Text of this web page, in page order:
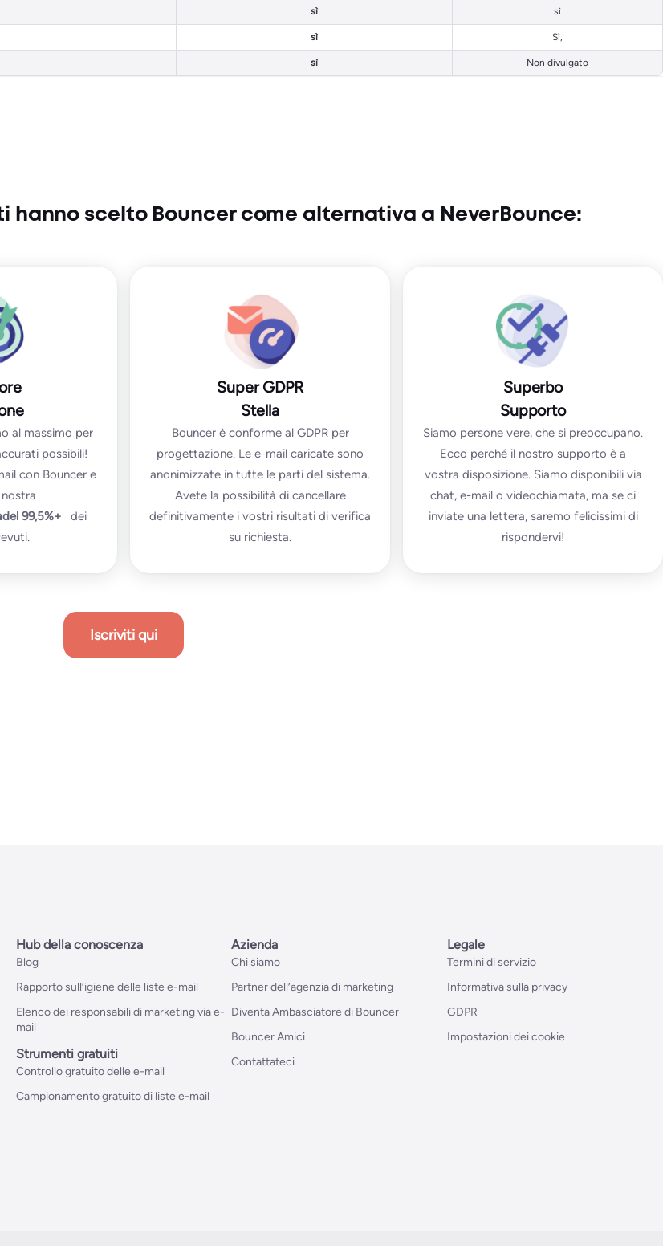
sì sì
sì Sì,
sì Non divulgato
hanno scelto Bouncer come alternativa a NeverBounce:
al massimo per
possibili!
con Bouncer e
del 99,5%+ dei
Super GDPR
Stella
Bouncer è conforme al GDPR per
progettazione. Le e-mail caricate sono
anonimizzate in tutte le parti del sistema.
Avete la possibilità di cancellare
definitivamente i vostri risultati di verifica
su richiesta.
Superbo
Supporto
Siamo persone vere, che si preoccupano.
Ecco perché il nostro supporto è a
vostra disposizione. Siamo disponibili via
chat, e-mail o videochiamata, ma se ci
inviate una lettera, saremo felicissimi di
rispondervi!
Iscriviti qui
Hub della conoscenza
Blog
Rapporto sull’igiene delle liste e-mail
Elenco dei responsabili di marketing via e-
mail
Strumenti gratuiti
Controllo gratuito delle e-mail
Campionamento gratuito di liste e-mail
Azienda
Chi siamo
Partner dell’agenzia di marketing
Diventa Ambasciatore di Bouncer
Bouncer Amici
Contattateci
Legale
Termini di servizio
Informativa sulla privacy
GDPR
Impostazioni dei cookie